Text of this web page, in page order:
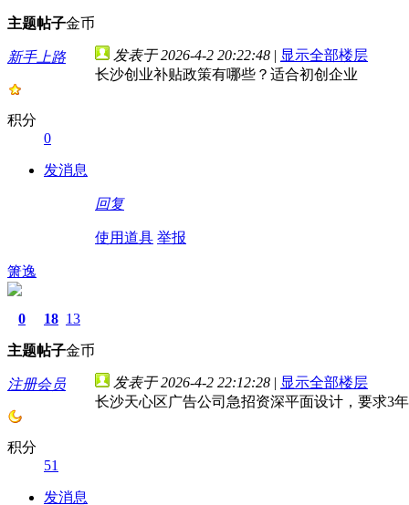
主题帖子金币
新手上路
积分
0
发消息
发表于 2026-4-2 20:22:48 | 显示全部楼层
长沙创业补贴政策有哪些？适合初创企业
回复
使用道具 举报
箫逸
0
主题
18
帖子
13
金币
注册会员
积分
51
发消息
发表于 2026-4-2 22:12:28 | 显示全部楼层
长沙天心区广告公司急招资深平面设计，要求3